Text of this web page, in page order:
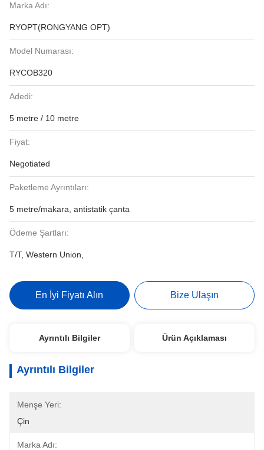
Marka Adı:
RYOPT(RONGYANG OPT)
Model Numarası:
RYCOB320
Adedi:
5 metre / 10 metre
Fiyat:
Negotiated
Paketleme Ayrıntıları:
5 metre/makara, antistatik çanta
Ödeme Şartları:
T/T, Western Union,
En İyi Fiyatı Alın Bize Ulaşın
Ayrıntılı Bilgiler Ürün Açıklaması
Ayrıntılı Bilgiler
Menşe Yeri:
Çin
Marka Adı: